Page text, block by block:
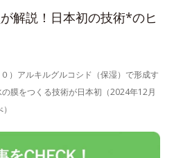
解説！日本初の技術*のヒ
）アルキルグルコシド（保湿）で形成す
膜をつくる技術が日本初（2024年12月